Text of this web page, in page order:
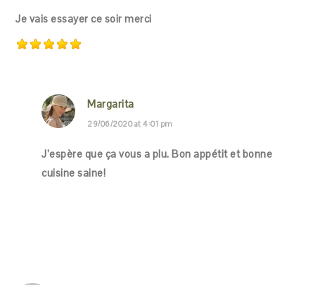
Je vais essayer ce soir merci
Margarita
29/06/2020 at 4:01 pm
J’espère que ça vous a plu. Bon appétit et bonne
cuisine saine!